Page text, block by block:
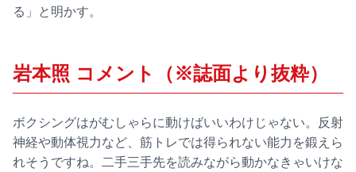
る」と明かす。
岩本照 コメント（※誌面より抜粋）
ボクシングはがむしゃらに動けばいいわけじゃない。反射
神経や動体視力など、筋トレでは得られない能力を鍛えら
れそうですね。二手三手先を読みながら動かなきゃいけな